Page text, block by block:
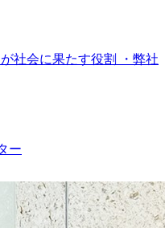
社会に果たす役割 ・弊社
ー